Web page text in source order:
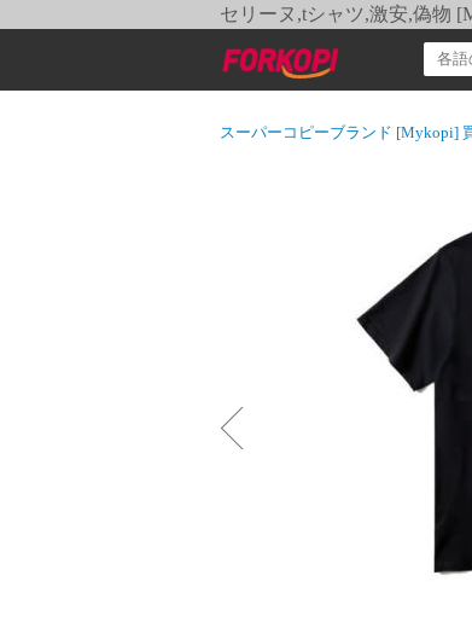
セリーヌ,tシャツ,激安,偽物
スーパーコピーブランド [Mykopi]